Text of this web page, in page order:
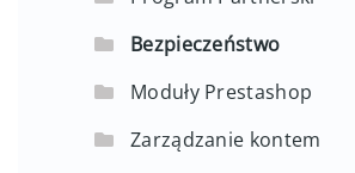
Bezpieczeństwo
Moduły Prestashop
Zarządzanie kontem